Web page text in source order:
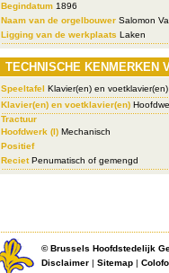
Begindatum 1896
Naam van de orgelbouwer Salomon
Ligging van de werkplaats Laken
TECHNISCHE KENMERKEN
Speeltafel Klavier(en) en
Klavier(en) en voetklavier(en)
Tractuur
Hoofdwerk (I) Mechanisch
Positief
RecietPenumatisch of gemengd
©Brussels Hoofdstedelijk
Disclaimer | Sitemap |